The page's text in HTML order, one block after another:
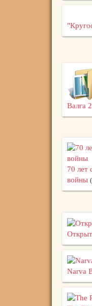
Валга
70 лет
войны
Narva